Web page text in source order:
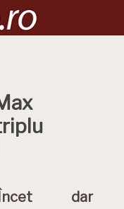
dar